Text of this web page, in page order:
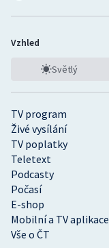
TV program
Živé vysílání
TV poplatky
Teletext
Podcasty
Počasí
E-shop
Mobilní a TV aplikace
Vše o ČT
Vzhled
Světlý